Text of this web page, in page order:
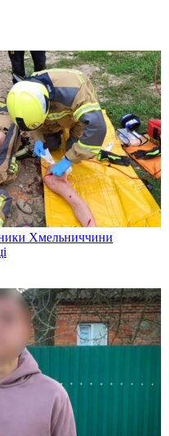
Хмельниччини